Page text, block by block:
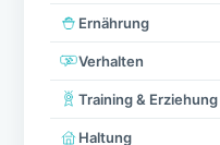
Ernährung
Verhalten
Training & Erziehung
Haltung